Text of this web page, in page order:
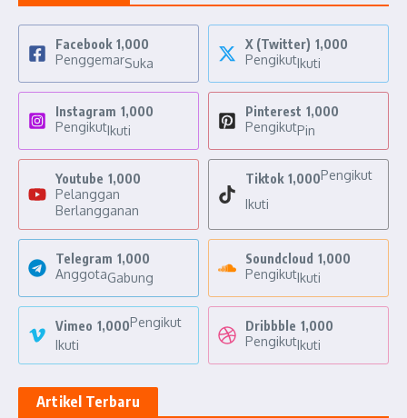
Facebook 1,000
PenggemarSuka
X (Twitter) 1,000
PengikutIkuti
Instagram 1,000
PengikutIkuti
Pinterest 1,000
PengikutPin
Youtube 1,000
Pelanggan
Berlangganan
Tiktok 1,000Pengikut
Ikuti
Telegram 1,000
AnggotaGabung
Soundcloud 1,000
PengikutIkuti
Vimeo 1,000Pengikut
Ikuti
Dribbble 1,000
PengikutIkuti
Artikel Terbaru